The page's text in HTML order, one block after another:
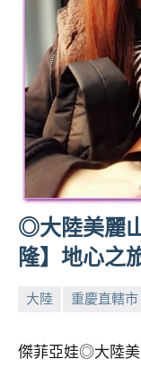
◎大陸美麗
隆】地心之
大陸 重慶直轄市
小No
傑菲亞娃◎大陸美